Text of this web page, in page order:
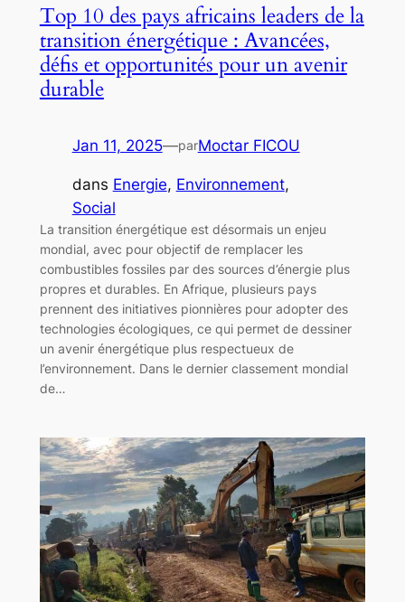
Top 10 des pays africains leaders de la
transition énergétique : Avancées,
défis et opportunités pour un avenir
durable
Jan 11, 2025—parMoctar FICOU
dans Energie, Environnement
Social
La transition énergétique est désormais un enjeu
mondial, avec pour objectif de remplacer les
combustibles fossiles par des sources d’énergie plus
propres et durables. En Afrique, plusieurs pays
prennent des initiatives pionnières pour adopter des
technologies écologiques, ce qui permet de dessiner
un avenir énergétique plus respectueux de
l’environnement. Dans le dernier classement mondial
de…